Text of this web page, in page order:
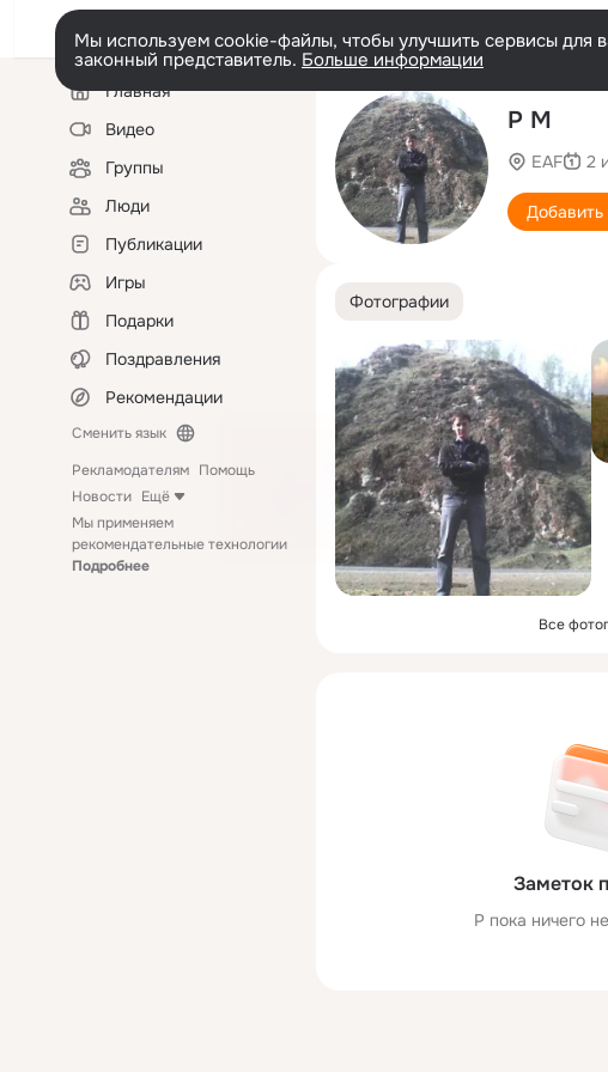
Мы используем cookie-файлы, чтобы улучшить сервисы для
законный представитель. Больше информации
Левая
колонкаГлавная
Видео
Группы
Люди
Публикации
Игры
Подарки
Поздравления
Рекомендации
Сменить язык
Рекламодателям Помощь
Новости Ещё
Мы применяем
рекомендательные технологии
Подробнее
Р М
EAF 2
Добавить
Фотографии
Все
Заметок
Р пока ничего